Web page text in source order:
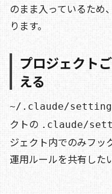
のまま入っているため
ります。
プロジェクト
える
~/.claude/
クトの .claude/
ジェクト内でのみフッ
運用ルールを共有した